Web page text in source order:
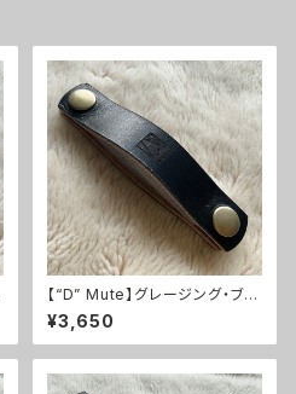
【“D” Mute】グレージング・ブラ
ックレザー【ギター用ミュートベ
ルト】
¥3,650